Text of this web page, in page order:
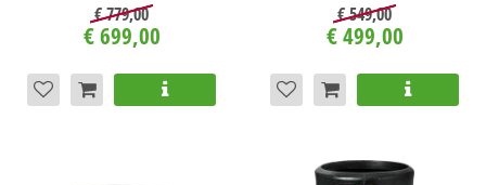
€779,00
€699,00
€549,00
€499,00